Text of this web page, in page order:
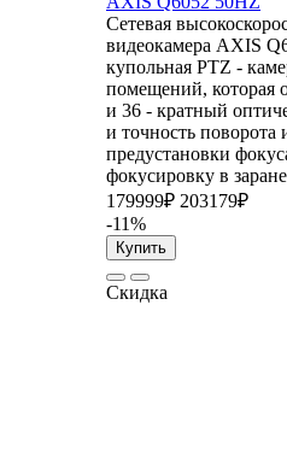
Сетевая
видеокамера AXIS
купольная PTZ -
помещений, которая
и 36 - кратный
и точность
предустановки
фокусировку в
179999₽ 203179₽
-11%
Купить
Скидка